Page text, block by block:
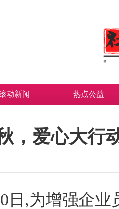
动新闻 热点公益
，爱心大行
日,为增强企